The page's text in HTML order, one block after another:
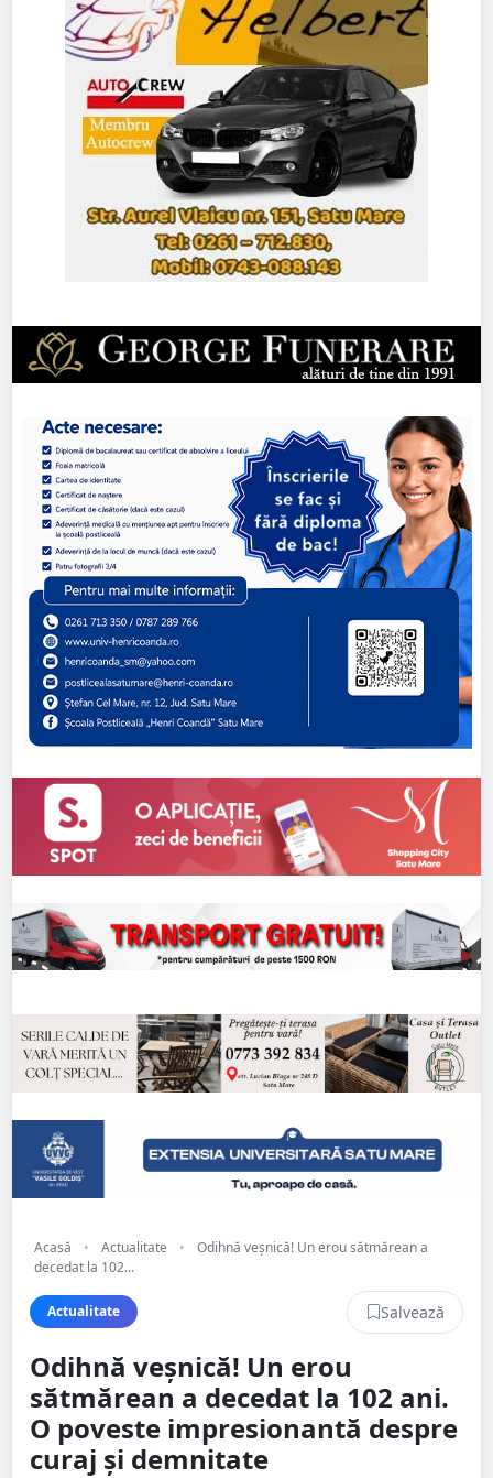
Acasă • Actualitate •
Odihnă veșnică! Un erou sătmărean a
decedat la 102...
Actualitate Salvează
Odihnă veșnică! Un erou
sătmărean a decedat la 102 ani.
O poveste impresionantă despre
curaj și demnitate